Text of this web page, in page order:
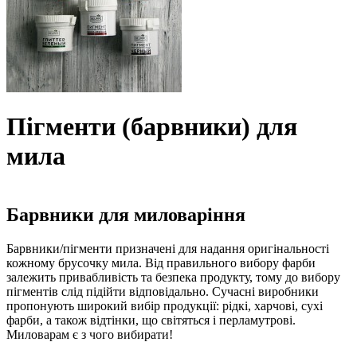
Пігменти (барвники) для
мила
Барвники для миловаріння
Барвники/пігменти призначені для надання оригінальності
кожному брусочку мила. Від правильного вибору фарби
залежить привабливість та безпека продукту, тому до вибору
пігментів слід підійти відповідально. Сучасні виробники
пропонують широкий вибір продукції: рідкі, харчові, сухі
фарби, а також відтінки, що світяться і перламутрові.
Миловарам є з чого вибирати!